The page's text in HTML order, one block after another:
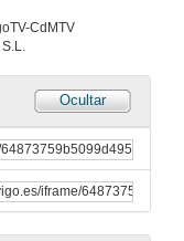
CdMTV
Ocultar